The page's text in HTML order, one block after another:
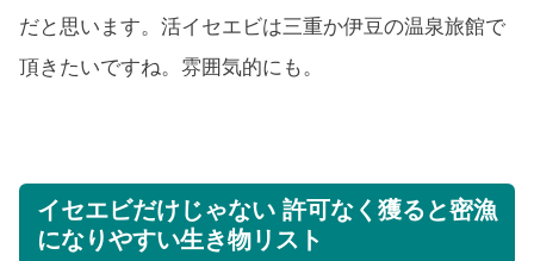
だと思います。活イセエビは三重か伊豆の温泉旅館で
頂きたいですね。雰囲気的にも。
イセエビだけじゃない 許可なく獲ると密漁
になりやすい生き物リスト